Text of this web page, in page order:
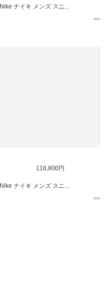
Nike ナイキ メンズ スニ...
asty
118,800円
Nike ナイキ メンズ スニ...
asty